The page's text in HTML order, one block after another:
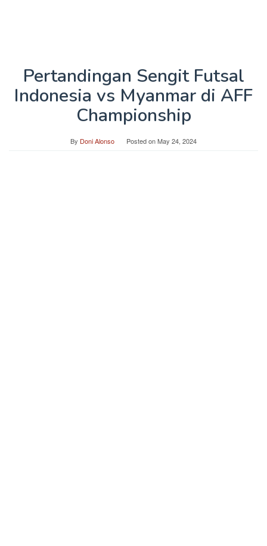
Pertandingan Sengit Futsal
Indonesia vs Myanmar di AFF
Championship
By Doni Alonso Posted onMay 24, 2024